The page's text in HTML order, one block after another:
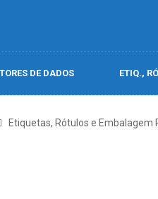
DE DADOS ETIQ.,
Etiquetas, Rótulos e Embalagem